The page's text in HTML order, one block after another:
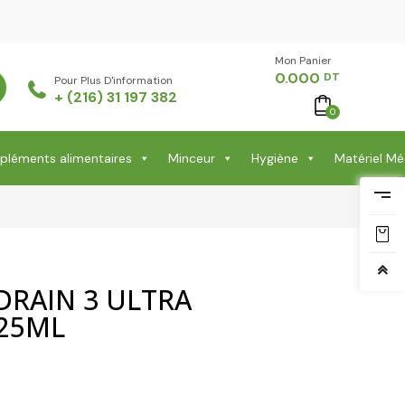
Pour Plus D'information
+ (216) 31 197 382
Mon Panier -
0.000 DT
0
alimentaires Minceur Hygiène Matériel
3 ULTRA